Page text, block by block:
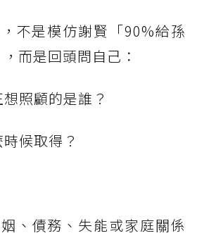
不是模仿謝賢「90%給孫
而是回頭問自己：
照顧的是誰？
候取得？
、債務、失能或家庭關係